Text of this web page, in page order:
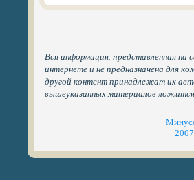
Вся информация, представленная на
интернете и не предназначена для
другой контент принадлежат их
вышеуказанных материалов ложится